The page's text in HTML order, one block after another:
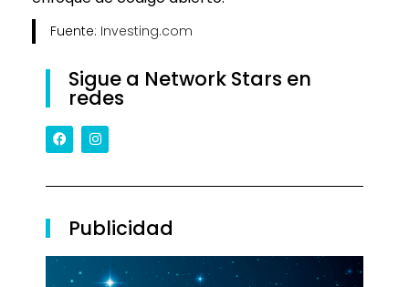
Fuente: Investing.com
Sigue a Network Stars en
redes
Publicidad